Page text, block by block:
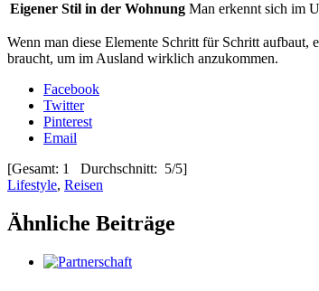
Eigener Stil in der Wohnung Man erkennt sich im
Wenn man diese Elemente Schritt für Schritt
braucht, um im Ausland wirklich anzukommen.
Facebook
Twitter
Pinterest
Email
[Gesamt: 1 Durchschnitt: 5/5]
Lifestyle, Reisen
Ähnliche Beiträge